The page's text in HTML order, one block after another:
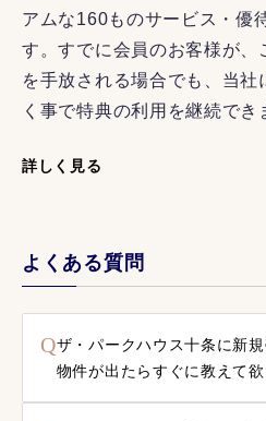
アムな160ものサービス・優
す。すでに会員のお客様が、
を手放される場合でも、当
く事で特典の利用を継続でき
詳しく見る
よくある質問
Qザ・パークハウス十条に新
物件が出たらすぐに教えて